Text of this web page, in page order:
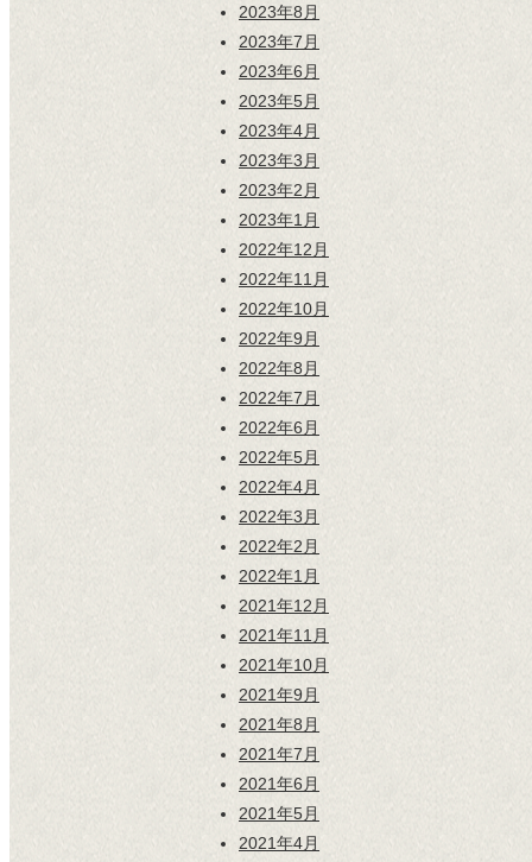
2023年8月
2023年7月
2023年6月
2023年5月
2023年4月
2023年3月
2023年2月
2023年1月
2022年12月
2022年11月
2022年10月
2022年9月
2022年8月
2022年7月
2022年6月
2022年5月
2022年4月
2022年3月
2022年2月
2022年1月
2021年12月
2021年11月
2021年10月
2021年9月
2021年8月
2021年7月
2021年6月
2021年5月
2021年4月